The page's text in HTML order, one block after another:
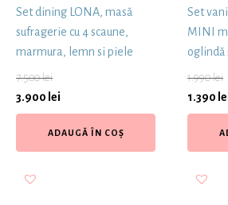
Set dining LONA, masă
sufragerie cu 4 scaune,
marmura, lemn si piele
7.500lei
3.900 lei
ADAUGĂ ÎN COȘ
Set
MINI
oglindă
1.990lei
1.390